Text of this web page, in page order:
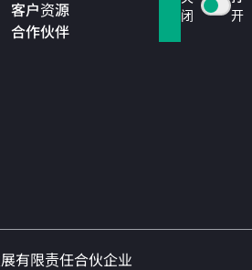
客户资源
合作伙伴
闭
开
有限责任合伙企业